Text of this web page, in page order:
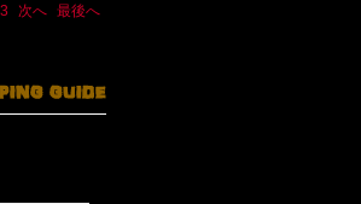
3 次へ 最後へ